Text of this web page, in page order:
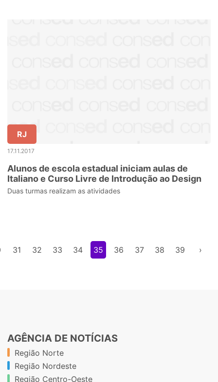
RJ
17.11.2017
Alunos de escola estadual iniciam aulas de
Italiano e Curso Livre de Introdução ao Design
Duas turmas realizam as atividades
31 32 33 34 35 36 37 38 39 ›
AGÊNCIA DE NOTÍCIAS
Região Norte
Região Nordeste
Região Centro-Oeste